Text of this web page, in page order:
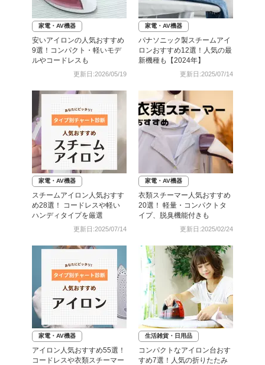
家電・AV機器
安いアイロンの人気おすすめ
9選！コンパクト・軽いモデ
ルやコードレスも
更新日:2026/05/19
家電・AV機器
パナソニック製スチームアイ
ロンおすすめ12選！人気の最
新機種も【2024年】
更新日:2025/07/14
家電・AV機器
スチームアイロン人気おすす
め28選！ コードレスや軽い
ハンディタイプを厳選
更新日:2025/07/14
家電・AV機器
衣類スチーマー人気おすすめ
20選！ 軽量・コンパクトタ
イプ、脱臭機能付きも
更新日:2025/02/24
家電・AV機器
アイロン人気おすすめ55選！
コードレスや衣類スチーマー
生活雑貨・日用品
コンパクトなアイロン台おす
すめ7選！人気の折りたたみ